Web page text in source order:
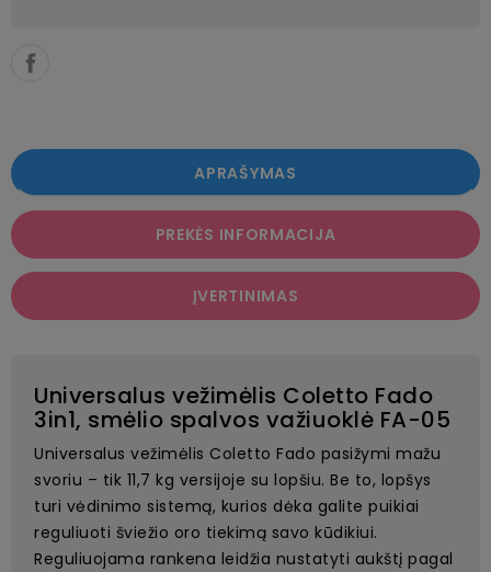
APRAŠYMAS
PREKĖS INFORMACIJA
ĮVERTINIMAS
Universalus vežimėlis Coletto Fado
3in1, smėlio spalvos važiuoklė FA-05
Universalus vežimėlis Coletto Fado pasižymi mažu
svoriu – tik 11,7 kg versijoje su lopšiu. Be to, lopšys
turi vėdinimo sistemą, kurios dėka galite puikiai
reguliuoti šviežio oro tiekimą savo kūdikiui.
Reguliuojama rankena leidžia nustatyti aukštį pagal